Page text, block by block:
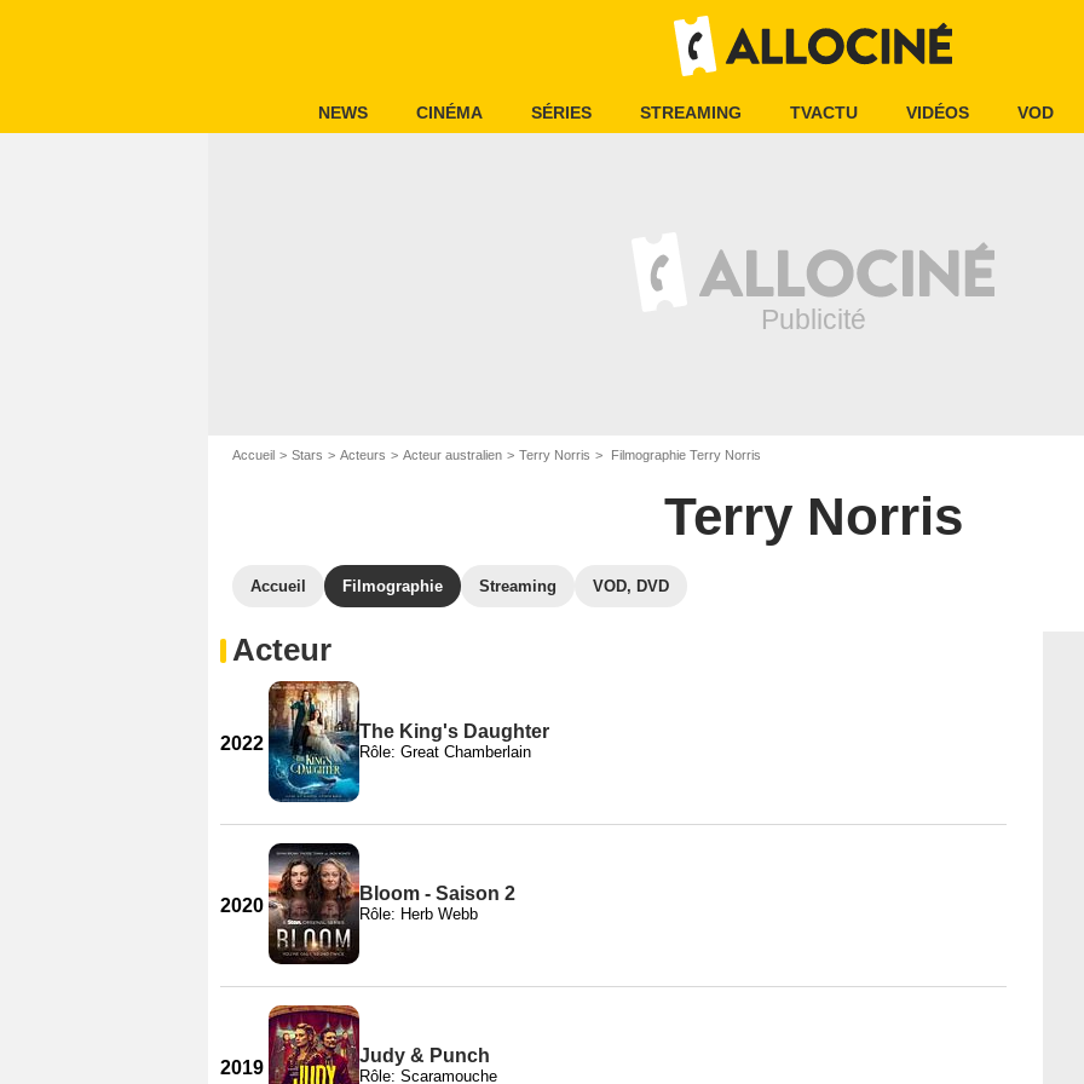
NEWS CINÉMA SÉRIES STREAMING TVACTU VIDÉOS VOD
Accueil Stars Acteurs Acteur australien Terry Norris Filmographie Terry Norris
Terry Norris
Accueil Filmographie Streaming VOD, DVD
Acteur
2022
The King's Daughter
Rôle: Great Chamberlain
2020
Bloom - Saison 2
Rôle: Herb Webb
2019
Judy & Punch
Rôle: Scaramouche